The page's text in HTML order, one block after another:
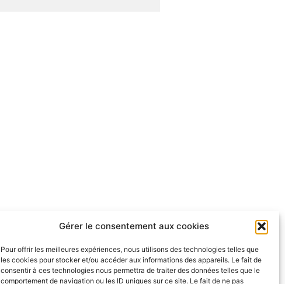
Gérer le consentement aux cookies
Pour offrir les meilleures expériences, nous utilisons des technologies telles que
les cookies pour stocker et/ou accéder aux informations des appareils. Le fait de
consentir à ces technologies nous permettra de traiter des données telles que le
comportement de navigation ou les ID uniques sur ce site. Le fait de ne pas